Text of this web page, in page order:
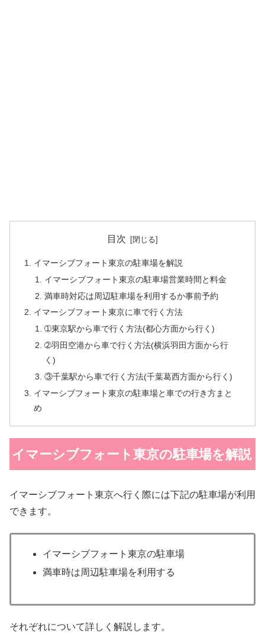
目次
イマーシブフォート東京の駐車場を解説
イマーシブフォート東京の駐車場営業時間と料金
満車時対応は周辺駐車場を利用するか事前予約
イマーシブフォート東京に車で行く方法
➀東京駅から車で行く方法(都心方面から行く)
➁羽田空港から車で行く方法(横浜羽田方面から行
く)
③千葉駅から車で行く方法(千葉葛西方面から行く)
イマーシブフォート東京の駐車場と車での行き方まと
め
イマーシブフォート東京の駐車場を解説
イマーシブフォート東京へ行く際には下記の駐車場が利用
できます。
イマーシブフォート東京の駐車場
満車時は周辺駐車場を利用する
それぞれについて詳しく解説します。